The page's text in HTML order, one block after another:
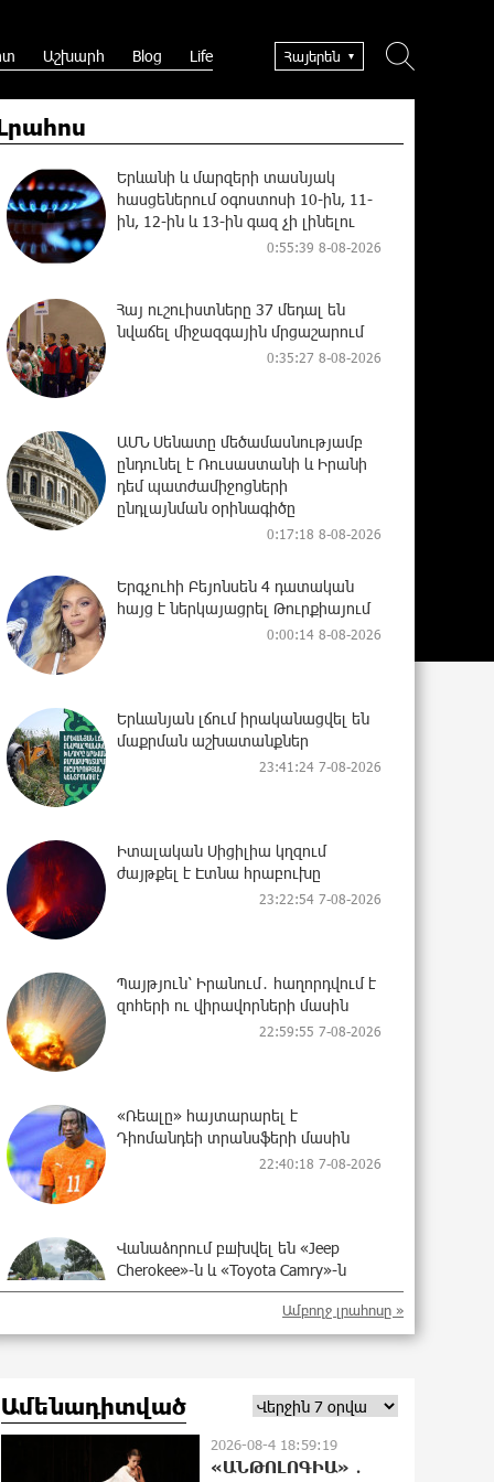
Աշխարհ Blog Life Հայերեն
Երևանի և մարզերի տասնյակ
հասցեներում օգոստոսի 10-ին, 11-
ին, 12-ին և 13-ին գազ չի լինելու
0:55:39 8-08-2026
Հայ ուշուիստները 37 մեդալ են
նվաճել միջազգային մրցաշարում
0:35:27 8-08-2026
ԱՄՆ Սենատը մեծամասնությամբ
ընդունել է Ռուսաստանի և Իրանի
դեմ պատժամիջոցների
ընդլայնման օրինագիծը
0:17:18 8-08-2026
Երգչուհի Բեյոնսեն ​​4 դատական
հայց է ներկայացրել Թուրքիայում
0:00:14 8-08-2026
Երևանյան լճում իրականացվել են
մաքրման աշխատանքներ
23:41:24 7-08-2026
Իտալական Սիցիլիա կղզում
ժայթքել է Էտնա հրաբուխը
23:22:54 7-08-2026
Պայթյուն՝ Իրանում․ հաղորդվում է
զոհերի ու վիրավորների մասին
22:59:55 7-08-2026
«Ռեալը» հայտարարել է
Դիոմանդեի տրանսֆերի մասին
22:40:18 7-08-2026
Վանաձորում բшխվել են «Jeep
Cherokee»-ն և «Toyota Camry»-ն
22:21:15 7-08-2026
օգտագործել Starlink-ը
Ռուսաստանի դեմ հարվшծները
կառավարելու համար
22:03:58 7-08-2026
Ամբողջ լրահոսը »
Ամենադիտված
2026-08-4 18:59:19
«ԱՆԹՈԼՈԳԻԱ» ․